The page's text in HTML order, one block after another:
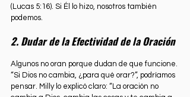
(Lucas 5:16). Si Él lo hizo, nosotros también
podemos.
2. Dudar de la Efectividad de la Oración
Algunos no oran porque dudan de que funcione.
“Si Dios no cambia, ¿para qué orar?”, podríamos
pensar. Milly lo explicó claro: “La oración no